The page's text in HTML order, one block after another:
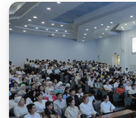
Keys-chempionat
Treninglar va seminarlar
Finlit.uz yangiliklari
OAVda loyihalar
O'quv kurslari